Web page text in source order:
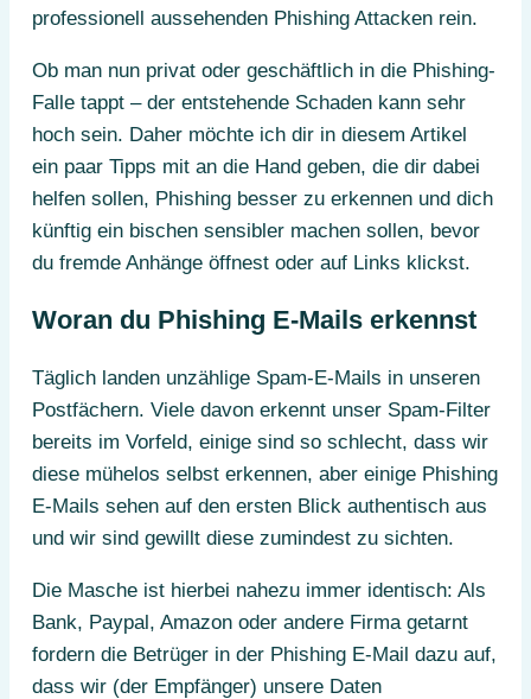
professionell aussehenden Phishing Attacken rein.
Ob man nun privat oder geschäftlich in die Phishing-
Falle tappt – der entstehende Schaden kann sehr
hoch sein. Daher möchte ich dir in diesem Artikel
ein paar Tipps mit an die Hand geben, die dir dabei
helfen sollen, Phishing besser zu erkennen und dich
künftig ein bischen sensibler machen sollen, bevor
du fremde Anhänge öffnest oder auf Links klickst.
Woran du Phishing E-Mails erkennst
Täglich landen unzählige Spam-E-Mails in unseren
Postfächern. Viele davon erkennt unser Spam-Filter
bereits im Vorfeld, einige sind so schlecht, dass wir
diese mühelos selbst erkennen, aber einige Phishing
E-Mails sehen auf den ersten Blick authentisch aus
und wir sind gewillt diese zumindest zu sichten.
Die Masche ist hierbei nahezu immer identisch: Als
Bank, Paypal, Amazon oder andere Firma getarnt
fordern die Betrüger in der Phishing E-Mail dazu auf,
dass wir (der Empfänger) unsere Daten